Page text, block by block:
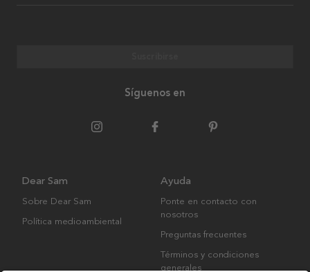
Síguenos en
Dear Sam
Sobre Dear Sam
Política medioambiental
Ayuda
Ponte en contacto con
nosotros
Preguntas frecuentes
Términos y condiciones
generales